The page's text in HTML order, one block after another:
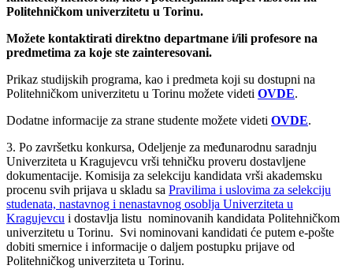
Politehničkom univerzitetu u Torinu.
Možete kontaktirati direktno departmane i/ili profesore na
predmetima za koje ste zainteresovani.
Prikaz studijskih programa, kao i predmeta koji su dostupni na
Politehničkom univerzitetu u Torinu možete videti OVDE.
Dodatne informacije za strane studente možete videti OVDE.
3. Po završetku konkursa, Odeljenje za međunarodnu saradnju
Univerziteta u Kragujevcu vrši tehničku proveru dostavljene
dokumentacije. Komisija za selekciju kandidata vrši akademsku
procenu svih prijava u skladu sa Pravilima i uslovima za selekciju
studenata, nastavnog i nenastavnog osoblja Univerziteta u
Kragujevcu i dostavlja listu nominovanih kandidata Politehničkom
univerzitetu u Torinu. Svi nominovani kandidati će putem e-pošte
dobiti smernice i informacije o daljem postupku prijave od
Politehničkog univerziteta u Torinu.